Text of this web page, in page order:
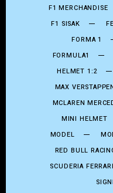
F1 MERCHANDISE
F1 SISAK
FORMA 1
FORMULA1
HELMET 1:2
MAX
MCLAREN
MINI HELMET
MODEL
RED BULL
SCUDERIA FERRARI